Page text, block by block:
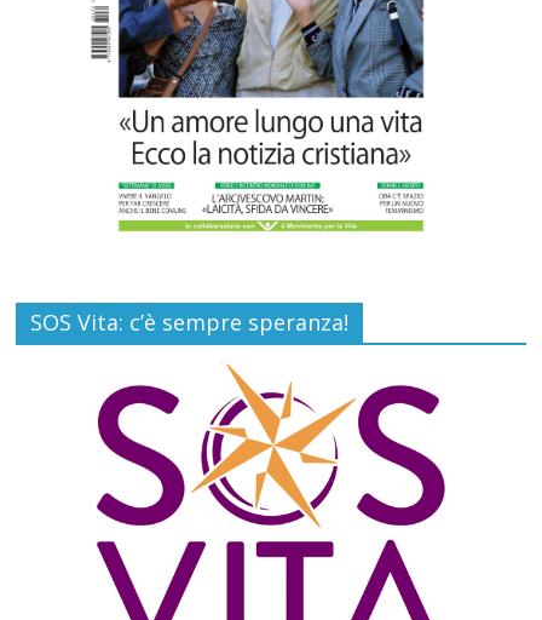
6 Agosto 2026 Commenti disabilitati
SOS Vita: c’è sempre speranza!